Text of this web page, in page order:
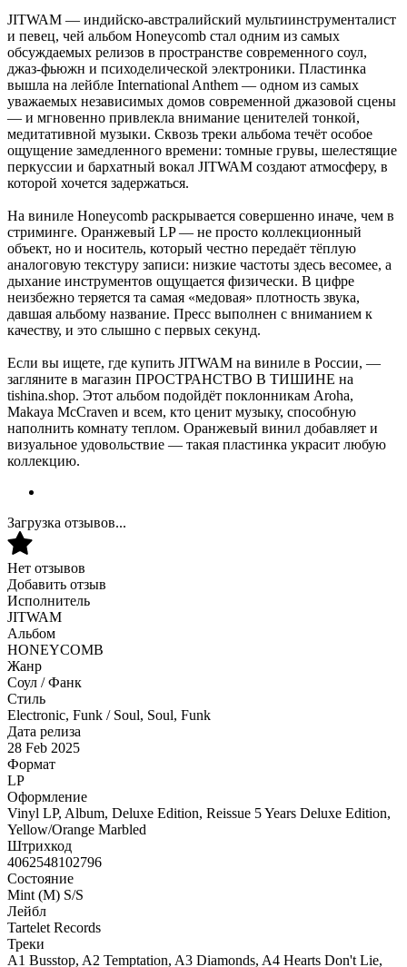
JITWAM — индийско-австралийский мультиинструменталист
и певец, чей альбом Honeycomb стал одним из самых
обсуждаемых релизов в пространстве современного соул,
джаз-фьюжн и психоделической электроники. Пластинка
вышла на лейбле International Anthem — одном из самых
уважаемых независимых домов современной джазовой сцены
— и мгновенно привлекла внимание ценителей тонкой,
медитативной музыки. Сквозь треки альбома течёт особое
ощущение замедленного времени: томные грувы, шелестящие
перкуссии и бархатный вокал JITWAM создают атмосферу, в
которой хочется задержаться.
На виниле Honeycomb раскрывается совершенно иначе, чем в
стриминге. Оранжевый LP — не просто коллекционный
объект, но и носитель, который честно передаёт тёплую
аналоговую текстуру записи: низкие частоты здесь весомее, а
дыхание инструментов ощущается физически. В цифре
неизбежно теряется та самая «медовая» плотность звука,
давшая альбому название. Пресс выполнен с вниманием к
качеству, и это слышно с первых секунд.
Если вы ищете, где купить JITWAM на виниле в России, —
загляните в магазин ПРОСТРАНСТВО В ТИШИНЕ на
tishina.shop. Этот альбом подойдёт поклонникам Aroha,
Makaya McCraven и всем, кто ценит музыку, способную
наполнить комнату теплом. Оранжевый винил добавляет и
визуальное удовольствие — такая пластинка украсит любую
коллекцию.
Загрузка отзывов...
Нет отзывов
Добавить отзыв
Исполнитель
JITWAM
Альбом
HONEYCOMB
Жанр
Соул / Фанк
Стиль
Electronic, Funk / Soul, Soul, Funk
Дата релиза
28 Feb 2025
Формат
LP
Оформление
Vinyl LP, Album, Deluxe Edition, Reissue 5 Years Deluxe Edition,
Yellow/Orange Marbled
Штрихкод
4062548102796
Состояние
Mint (M) S/S
Лейбл
Tartelet Records
Треки
A1 Busstop, A2 Temptation, A3 Diamonds, A4 Hearts Don't Lie,